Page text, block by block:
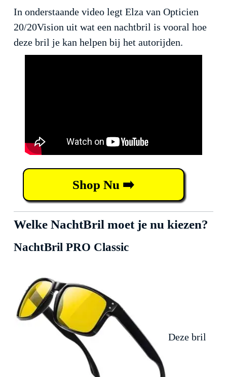
In onderstaande video legt Elza van Opticien
20/20Vision uit wat een nachtbril is vooral hoe
deze bril je kan helpen bij het autorijden.
Shop Nu ➡️
Welke NachtBril moet je nu kiezen?
NachtBril PRO Classic
Deze bril